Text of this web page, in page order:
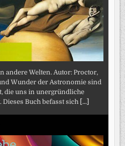
andere Welten. Autor: Proctor,
Wunder der Astronomie sind
die uns in unergründliche
Buch befasst sich
[...]